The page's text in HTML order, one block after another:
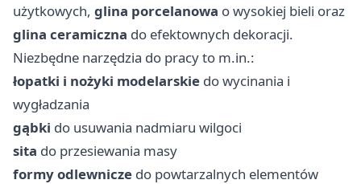
użytkowych, glina porcelanowa o wysokiej bieli oraz
glina ceramiczna do efektownych dekoracji.
Niezbędne narzędzia do pracy to m.in.:
łopatki i nożyki modelarskie do wycinania i
wygładzania
gąbki do usuwania nadmiaru wilgoci
sita do przesiewania masy
formy odlewnicze do powtarzalnych elementów